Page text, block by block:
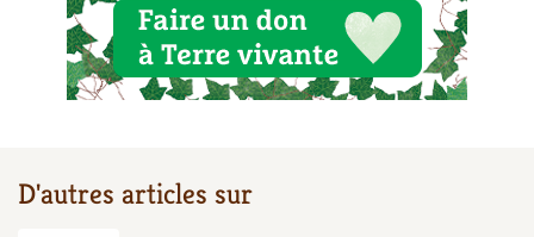
D'autres articles sur